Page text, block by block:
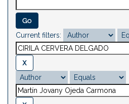
Current filters: